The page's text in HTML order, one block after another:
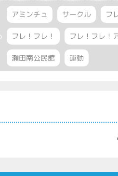
アミンチュ サークル フ
フレ！フレ！ フレ！フレ！
瀬田南公民館 運動